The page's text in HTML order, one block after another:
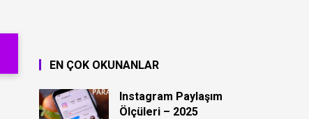
EN ÇOK OKUNANLAR
Instagram Paylaşım
Ölçüleri – 2025